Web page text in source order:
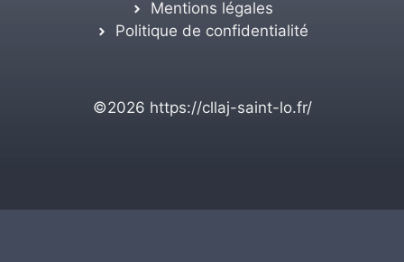
Mentions légales
Politique de confidentialité
©2026 https://cllaj-saint-lo.fr/